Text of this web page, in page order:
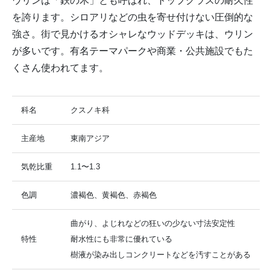
を誇ります。シロアリなどの虫を寄せ付けない圧倒的な
強さ。街で見かけるオシャレなウッドデッキは、ウリン
が多いです。有名テーマパークや商業・公共施設でもた
くさん使われてます。
科名 クスノキ科
主産地 東南アジア
気乾比重 1.1〜1.3
色調 濃褐色、黄褐色、赤褐色
特性
曲がり、よじれなどの狂いの少ない寸法安定性
耐水性にも非常に優れている
樹液が染み出しコンクリートなどを汚すことがある